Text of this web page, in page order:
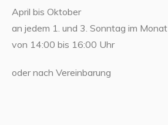
April bis Oktober
an jedem 1. und 3. Sonntag im Monat
von 14:00 bis 16:00 Uhr
oder nach Vereinbarung